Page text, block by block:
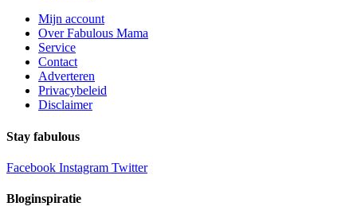
Mijn account
Over Fabulous Mama
Service
Contact
Adverteren
Privacybeleid
Disclaimer
Stay fabulous
Facebook Instagram Twitter
Bloginspiratie